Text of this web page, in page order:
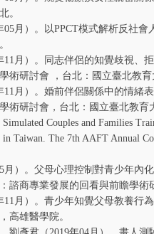
。
05月）。以PPCT模式解析反社會
11 月）。同志伴侶的知覺歧視、
術研討會 ，台北：國立臺北教
11 月）。婚前伴侶關係中的情緒
術研討會，台北：國立臺北教育
Couples and Families
Taiwan. The 7th AAFT Annual
月）。父母心理控制對青少年內
諮商專業發展的回看與前瞻學術
11 月）。青少年知覺父母教養行
高雄醫學院。